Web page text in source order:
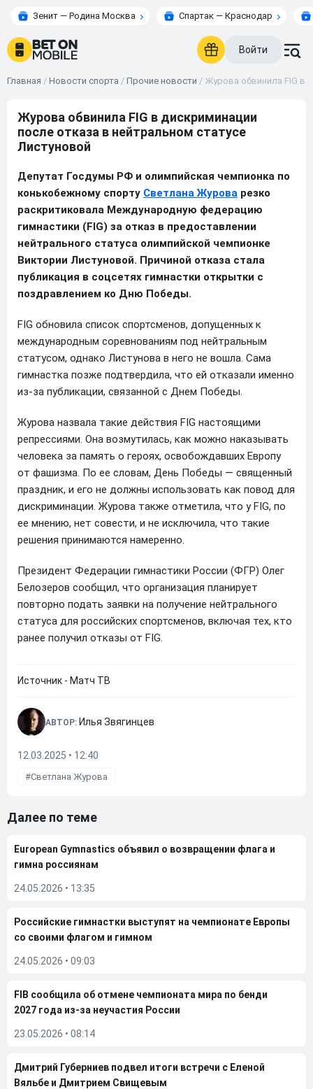
Зенит — Родина Москва Спартак — Краснодар
Войти
Главная / Новости спорта / Прочие новости / Журова обвинила FIG в
Журова обвинила FIG в дискриминации
после отказа в нейтральном статусе
Листуновой
Депутат Госдумы РФ и олимпийская чемпионка по
конькобежному спорту Светлана Журова резко
раскритиковала Международную федерацию
гимнастики (FIG) за отказ в предоставлении
нейтрального статуса олимпийской чемпионке
Виктории Листуновой. Причиной отказа стала
публикация в соцсетях гимнастки открытки с
поздравлением ко Дню Победы.
FIG обновила список спортсменов, допущенных к
международным соревнованиям под нейтральным
статусом, однако Листунова в него не вошла. Сама
гимнастка позже подтвердила, что ей отказали именно
из-за публикации, связанной с Днем Победы.
Журова назвала такие действия FIG настоящими
репрессиями. Она возмутилась, как можно наказывать
человека за память о героях, освобождавших Европу
от фашизма. По ее словам, День Победы — священный
праздник, и его не должны использовать как повод для
дискриминации. Журова также отметила, что у FIG, по
ее мнению, нет совести, и не исключила, что такие
решения принимаются намеренно.
Президент Федерации гимнастики России (ФГР) Олег
Белозеров сообщил, что организация планирует
повторно подать заявки на получение нейтрального
статуса для российских спортсменов, включая тех, кто
ранее получил отказы от FIG.
Источник - Матч ТВ
АВТОР: Илья Звягинцев
12.03.2025 • 12:40
Светлана Журова
Далее по теме
European Gymnastics объявил о возвращении флага и
гимна россиянам
24.05.2026 • 13:35
Российские гимнастки выступят на чемпионате Европы
со своими флагом и гимном
24.05.2026 • 09:03
FIB сообщила об отмене чемпионата мира по бенди
2027 года из-за неучастия России
23.05.2026 • 08:14
Дмитрий Губерниев подвел итоги встречи с Еленой
Вяльбе и Дмитрием Свищевым